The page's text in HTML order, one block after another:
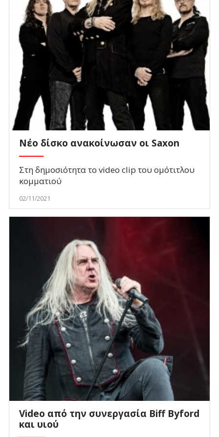
Νέο δίσκο ανακοίνωσαν οι Saxon
Στη δημοσιότητα το video clip του ομότιτλου
κομματιού
02/11/2021
Video από την συνεργασία Biff Byford
και υιού